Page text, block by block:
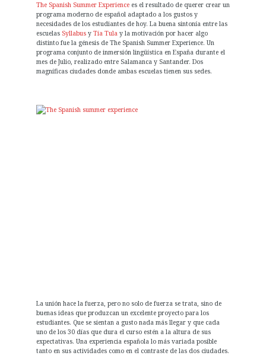
The Spanish Summer Experiencees el resultado de querer crear un
programa moderno de español adaptado a los gustos y
necesidades de los estudiantes de hoy. La buena sintonía entre las
escuelas Syllabusy Tía Tulay la motivación por hacer algo
distinto fue la génesis de The Spanish Summer Experience. Un
programa conjunto de inmersión lingüística en España durante el
mes de Julio, realizado entre Salamanca y Santander. Dos
magníficas ciudades donde ambas escuelas tienen sus sedes.
La unión hace la fuerza, pero no solo de fuerza se trata, sino de
buenas ideas que produzcan un excelente proyecto para los
estudiantes. Que se sientan a gusto nada más llegar y que cada
uno de los 30 días que dura el curso estén a la altura de sus
expectativas. Una experiencia española lo más variada posible
tanto en sus actividades como en el contraste de las dos ciudades.